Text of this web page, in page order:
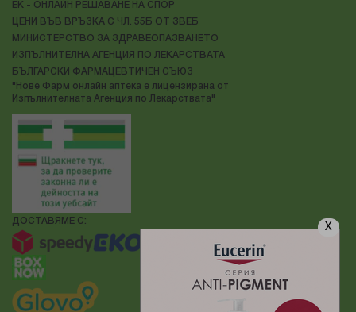
X
ЕК - ОНЛАЙН РЕШАВАНЕ НА СПОР
ЦЕНИ ВЪВ ВРЪЗКА С ЧЛ. 55Б ОТ ЗВЕБ
МИНИСТЕРСТВО ЗА ЗДРАВЕОПАЗВАНЕТО
ИЗПЪЛНИТЕЛНА АГЕНЦИЯ ПО ЛЕКАРСТВАТА
БЪЛГАРСКИ ФАРМАЦЕВТИЧЕН СЪЮЗ
"Нове Фарм онлайн аптека е лицензирана от
Изпълнителната Агенция по Лекарствата"
ДОСТАВЯМЕ С: